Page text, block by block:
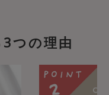
つの理由